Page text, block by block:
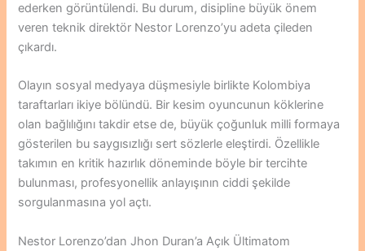
ederken görüntülendi. Bu durum, disipline büyük önem
veren teknik direktör Nestor Lorenzo’yu adeta çileden
çıkardı.
Olayın sosyal medyaya düşmesiyle birlikte Kolombiya
taraftarları ikiye bölündü. Bir kesim oyuncunun köklerine
olan bağlılığını takdir etse de, büyük çoğunluk milli formaya
gösterilen bu saygısızlığı sert sözlerle eleştirdi. Özellikle
takımın en kritik hazırlık döneminde böyle bir tercihte
bulunması, profesyonellik anlayışının ciddi şekilde
sorgulanmasına yol açtı.
Nestor Lorenzo’dan Jhon Duran’a Açık Ültimatom